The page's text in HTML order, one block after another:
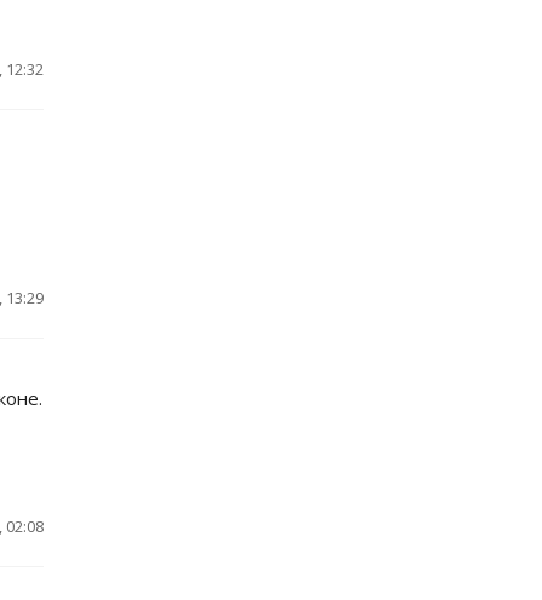
12:32
13:29
02:08